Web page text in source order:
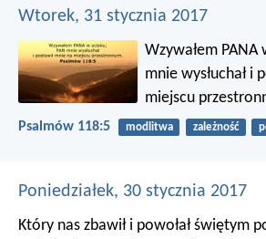
Wtorek, 31 stycznia 2017
Wzywałem PANA
mnie wysłuchałi
miejscu
Psalmów 118:5 modlitwa zależność
Poniedziałek, 30 stycznia 2017
Który nas zbawił i powołał świętym